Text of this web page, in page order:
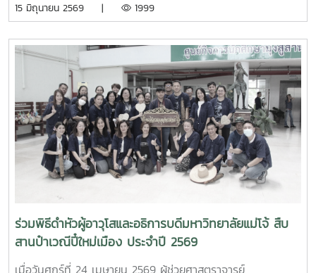
วิทยาศาสตร์การอาหาร หลักสูตรระดับบัณฑิตศึกษา และคณะ
ศาสตราจารย์สาขาวิชาวิศวกรรมเครื่องกล และผู้ช่วยอธิการบดี
ด้านการพัฒนานักวิจัยรุ่นใหม่ จาก Mie University ประเทศ
ญี่ปุ่น ในโอกาสเดินทางมาเยี่ยมชมคณะฯ และหารือแนวทางความ
ร่วมมือทางวิชาการ ณ คณะวิศวกรรมและอุตสาหกรรมเกษตร
มหาวิทยาลัยแม่โจ้ในการนี้ ได้มีการนำเสนอวีดิทัศน์แนะนำ
มหาวิทยาลัยและคณะฯ พร้อมแลกเปลี่ยนแนวทางการสร้างความ
ร่วมมือด้านวิชาการ การวิจัย และการแลกเปลี่ยนนักศึกษาในระดับ
ปริญญาตรีและบัณฑิตศึกษา ระหว่างสองสถาบันProfessor
Ken’ichi Yano ได้นำเสนอผลงานวิจัยในหัวข้อ “Medical,
Welfare, and Care-support Robotics” และ “Automation
Engineering, Welfare Robots and Nursing Care
Systems” ซึ่งเกี่ยวข้องกับเทคโนโลยีหุ่นยนต์เพื่อการแพทย์ การ
ดูแลผู้สูงอายุ และระบบสนับสนุนงานด้านสวัสดิการและการ
พยาบาล รวมถึงการออกแบบและพัฒนาหุ่นยนต์สำหรับภารกิจ
15 มิถุนายน 2569 | 1999
ร่วมพิธีดำหัวผู้อาวุโสและอธิการบดีมหาวิทยาลัยแม่โจ้ สืบ
สานป๋าเวณีปี๋ใหม่เมือง ประจำปี 2569